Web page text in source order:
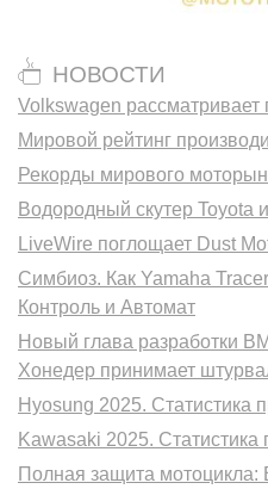
НОВОСТИ
Volkswagen рассматривает
Мировой рейтинг
Рекорды мирового
Водородный скутер Toyota
LiveWire поглощает Dust
Симбиоз. Как Yamaha
Контроль и Автомат
Новый глава разработки
Хонедер принимает
Hyosung 2025. Статистика
Kawasaki 2025. Статистика
Полная защита